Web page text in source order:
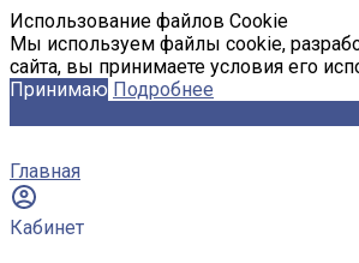
Использование файлов Cookie
Мы используем файлы cookie,
сайта, вы принимаете условия его
Принимаю Подробнее
Главная
Кабинет